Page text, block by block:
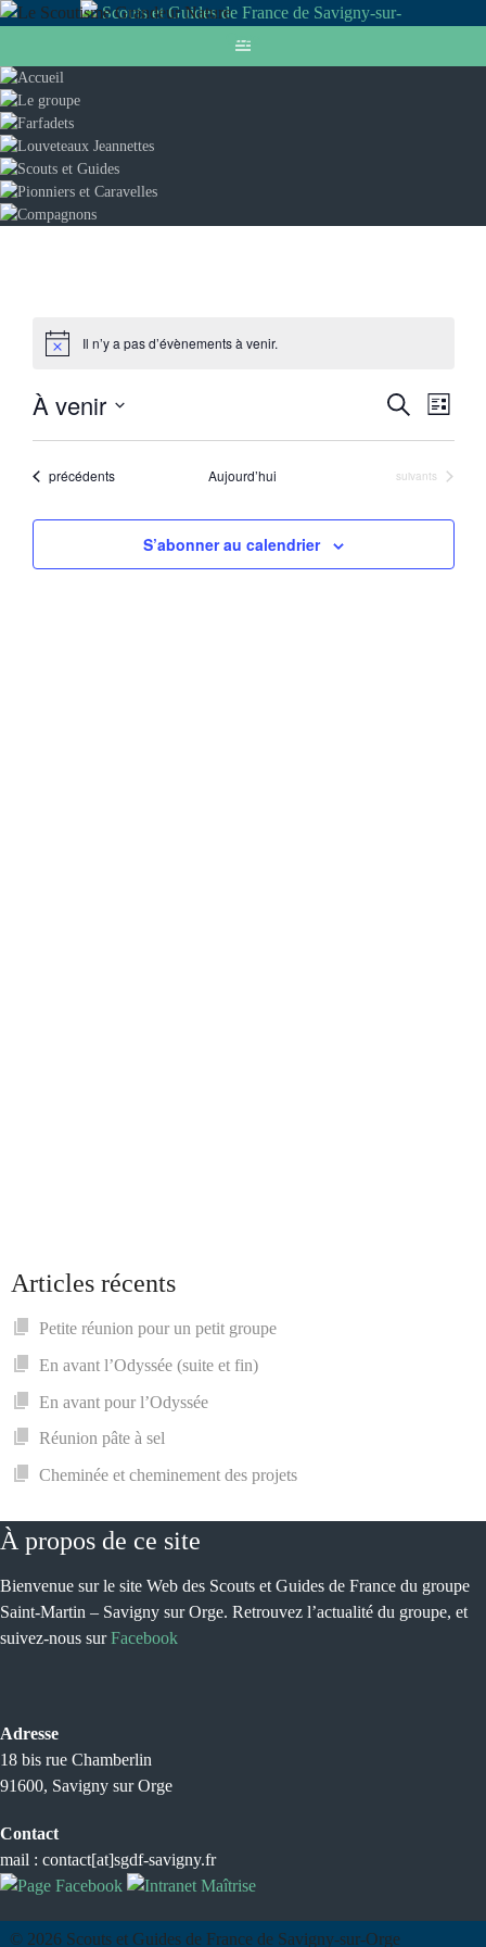
Aller
contenu
Il n’y a pas d’évènements à venir.
Recherche
de
vues
Liste
À venir
date.
Évènements
précédents Aujourd’hui Évènements
suivants
S’abonner au calendrier
Articles récents
Petite réunion pour un petit groupe
En avant l’Odyssée (suite et fin)
En avant pour l’Odyssée
Réunion pâte à sel
Cheminée et cheminement des projets
À propos de ce site
Bienvenue sur le site Web des Scouts et Guides de France du groupe
Saint-Martin – Savigny sur Orge. Retrouvez l’actualité du groupe, et
suivez-nous surFacebook
Adresse
18 bis rue Chamberlin
91600, Savigny sur Orge
Contact
mail : contact[at]sgdf-savigny.fr
© 2026 Scouts et Guides de France de Savigny-sur-Orge